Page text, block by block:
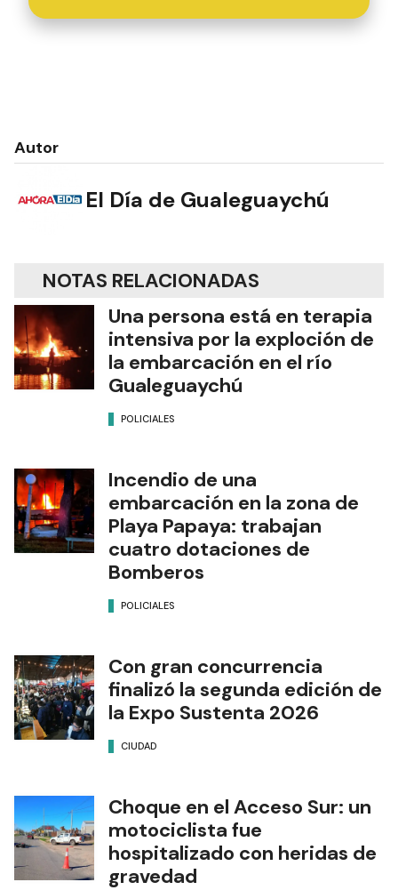
Autor
El Día de Gualeguaychú
NOTAS RELACIONADAS
Una persona está en terapia
intensiva por la exploción de
la embarcación en el río
Gualeguaychú
POLICIALES
Incendio de una
embarcación en la zona de
Playa Papaya: trabajan
cuatro dotaciones de
Bomberos
POLICIALES
Con gran concurrencia
finalizó la segunda edición de
la Expo Sustenta 2026
CIUDAD
Choque en el Acceso Sur: un
motociclista fue
hospitalizado con heridas de
gravedad